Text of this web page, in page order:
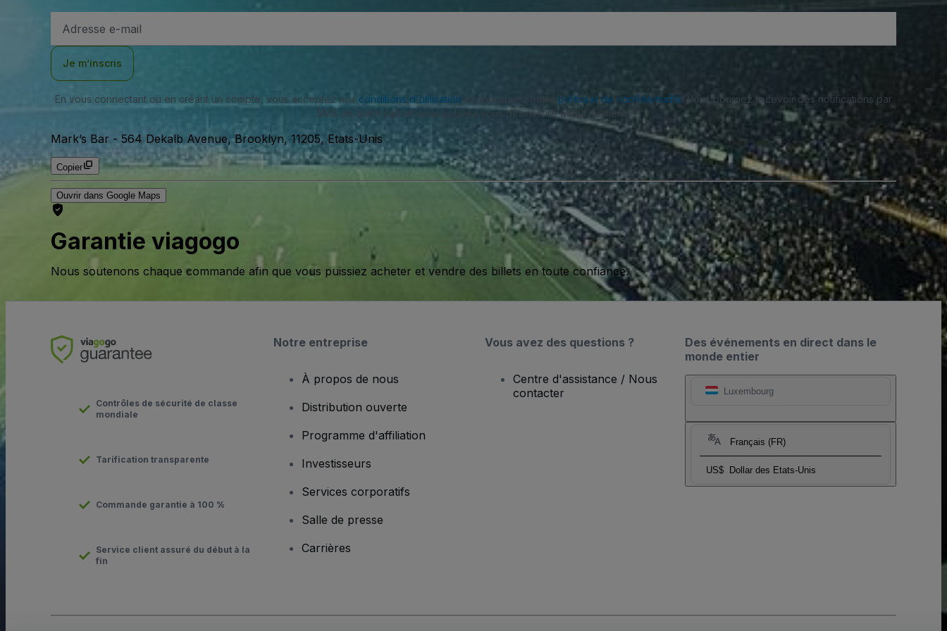
e-
Je m’inscris
En vous connectant ou en créant un compte, vous acceptez nos conditions d'utilisation et approuvez notre politique de confidentialité . Vous pourriez recevoir des notifications par
SMS de notre part et vous pouvez vous désinscrire à tout moment.
Mark’s Bar - 564 Dekalb Avenue, Brooklyn, 11205, Etats-Unis
Copier
Ouvrir dans Google Maps
Garantie viagogo
Nous soutenons chaque commande afin que vous puissiez acheter et vendre des billets en toute confiance.
Des événements en direct dans le
monde entier
Luxembourg
Français (FR)
US$ Dollar des Etats-Unis
Contrôles de sécurité de classe
mondiale
Tarification transparente
Commande garantie à 100 %
Service client assuré du début à la
fin
Notre entreprise
À propos de nous
Distribution ouverte
Programme d'affiliation
Investisseurs
Services corporatifs
Salle de presse
Carrières
Vous avez des questions ?
Centre d'assistance / Nous
contacter